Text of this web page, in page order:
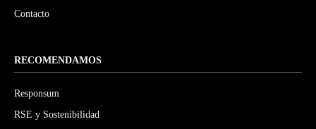
Contacto
RECOMENDAMOS
Responsum
RSE y Sostenibilidad